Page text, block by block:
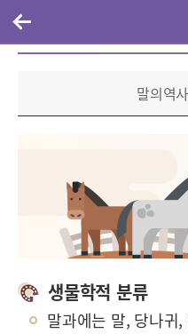
말의분류
말의역사
생물학적 분류
말과에는 말, 당나귀